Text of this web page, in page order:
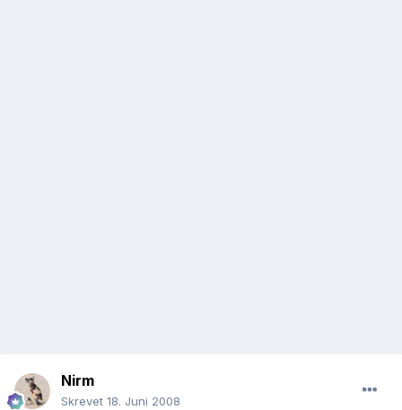
Nirm
Skrevet 18. Juni 2008